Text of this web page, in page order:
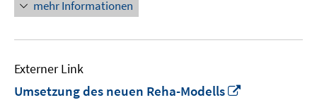
mehr Informationen
Externer Link
Umsetzung des neuen Reha-Modells